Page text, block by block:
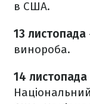
в США.
13 листопада
винороба.
14 листопада